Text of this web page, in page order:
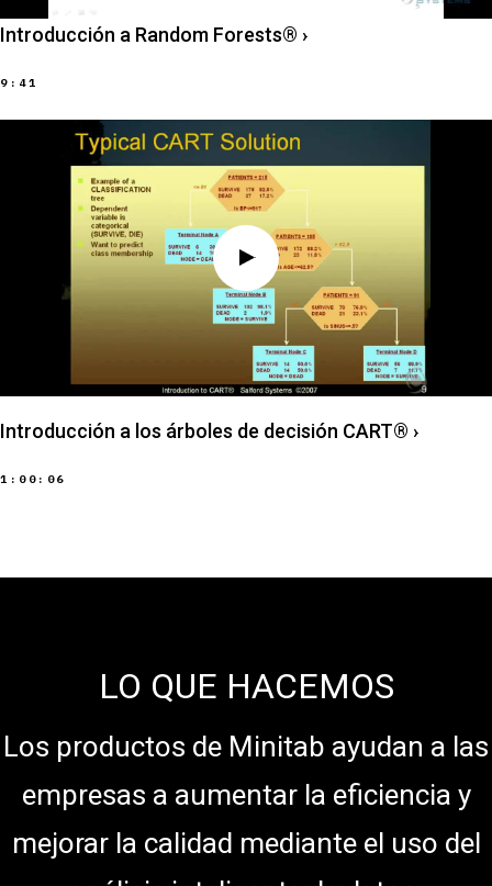
Introducción a Random Forests® ›
9:41
Introducción a los árboles de decisión CART® ›
1:00:06
LO QUE HACEMOS
Los productos de Minitab ayudan a las
empresas a aumentar la eficiencia y
mejorar la calidad mediante el uso del